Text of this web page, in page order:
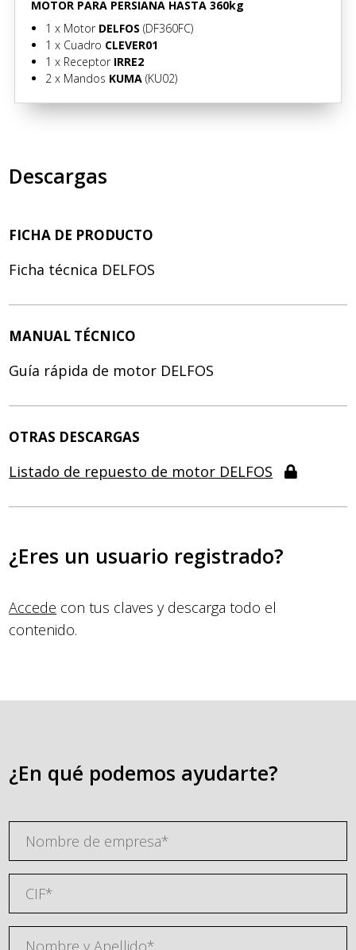
MOTOR PARA PERSIANA HASTA 360kg
1 x Motor DELFOS (DF360FC)
1 x Cuadro CLEVER01
1 x Receptor IRRE2
2 x Mandos KUMA (KU02)
Descargas
FICHA DE PRODUCTO
Ficha técnica DELFOS
MANUAL TÉCNICO
Guía rápida de motor DELFOS
OTRAS DESCARGAS
Listado de repuesto de motor DELFOS
¿Eres un usuario registrado?
Accede con tus claves y descarga todo el
contenido.
¿En qué podemos ayudarte?